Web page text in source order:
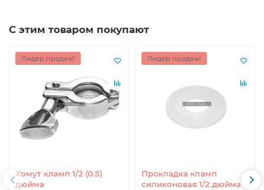
С этим товаром покупают
Лидер продаж!
Хомут кламп 1/2 (0.5)
дюйма
Лидер продаж!
Прокладка кламп
силиконовая 1/2 дюйма